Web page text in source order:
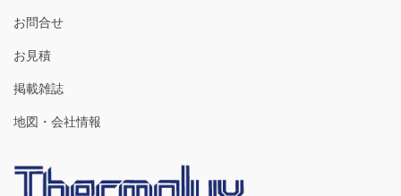
お問合せ
お見積
掲載雑誌
地図・会社情報